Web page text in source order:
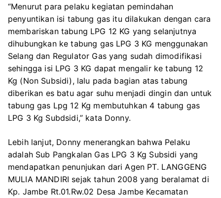
“Menurut para pelaku kegiatan pemindahan
penyuntikan isi tabung gas itu dilakukan dengan cara
membariskan tabung LPG 12 KG yang selanjutnya
dihubungkan ke tabung gas LPG 3 KG menggunakan
Selang dan Regulator Gas yang sudah dimodifikasi
sehingga isi LPG 3 KG dapat mengalir ke tabung 12
Kg (Non Subsidi), lalu pada bagian atas tabung
diberikan es batu agar suhu menjadi dingin dan untuk
tabung gas Lpg 12 Kg membutuhkan 4 tabung gas
LPG 3 Kg Subdsidi,” kata Donny.
Lebih lanjut, Donny menerangkan bahwa Pelaku
adalah Sub Pangkalan Gas LPG 3 Kg Subsidi yang
mendapatkan penunjukan dari Agen PT. LANGGENG
MULIA MANDIRI sejak tahun 2008 yang beralamat di
Kp. Jambe Rt.01.Rw.02 Desa Jambe Kecamatan